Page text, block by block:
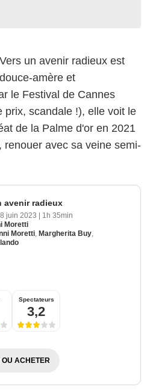
un avenir radieux est
amère et
le Festival de Cannes
prix, scandale !), elle voit le
de la Palme d'or en 2021
, renouer avec sa veine semi-
avenir radieux
juin 2023 | 1h 35min
Moretti
Moretti Margherita Buy
Spectateurs
3,2
ACHETER